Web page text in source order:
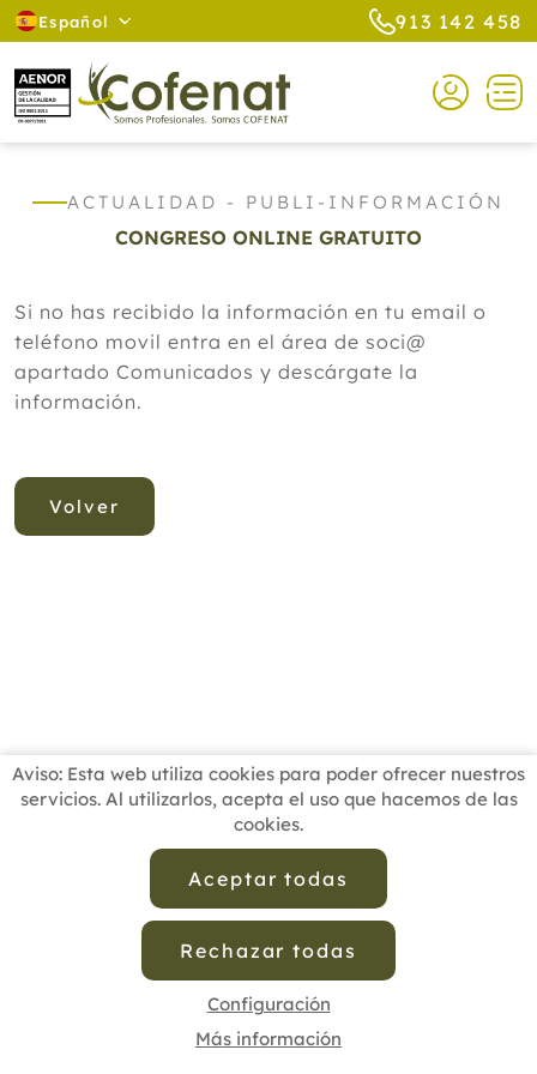
Español 913 142 458
ACTUALIDAD - PUBLI-INFORMACIÓN
CONGRESO ONLINE GRATUITO
Si no has recibido la información en tu email o
teléfono movil entra en el área de soci@
apartado Comunicados y descárgate la
información.
Volver
Aviso: Esta web utiliza cookies para poder ofrecer nuestros
servicios. Al utilizarlos, acepta el uso que hacemos de las
cookies.
Aceptar todas
Rechazar todas
Configuración
Más información
BUSCADOR PROFESIONALES
ESCUELAS RECOMENDADAS
CONTACTO
Política de Privacidad de Datos
Política de Calidad
Política de Cookies
Configuración de Cookies
© 2025 - Diseño y programación por